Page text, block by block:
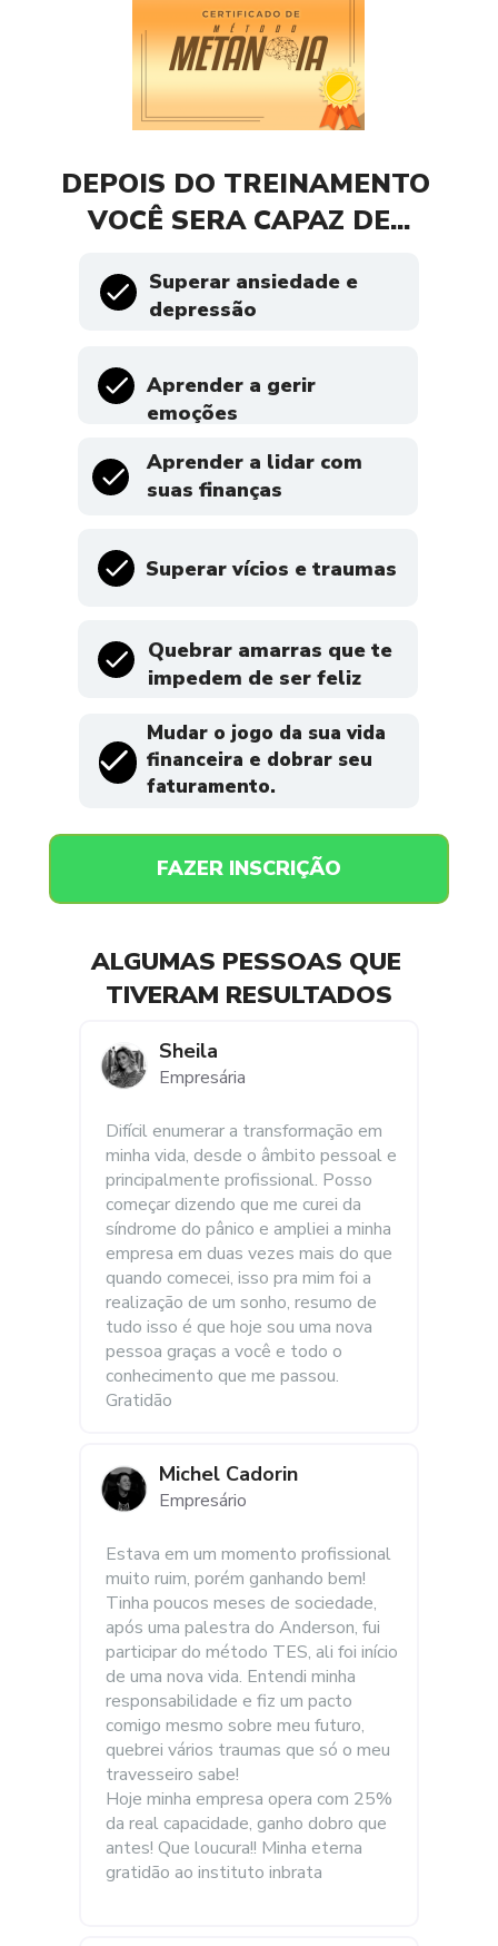
Superar ansiedade e
depressão
Aprender a gerir
emoções
Superar vícios e traumas
Mudar o jogo da sua vida
financeira e dobrar seu
faturamento.
Quebrar amarras que te
impedem de ser feliz
Aprender a lidar com
suas finanças
DEPOIS DO TREINAMENTO
VOCÊ SERA CAPAZ DE...
FAZER INSCRIÇÃO
Sheila
Empresária
Difícil enumerar a transformação em
minha vida, desde o âmbito pessoal e
principalmente profissional. Posso
começar dizendo que me curei da
síndrome do pânico e ampliei a minha
empresa em duas vezes mais do que
quando comecei, isso pra mim foi a
realização de um sonho, resumo de
tudo isso é que hoje sou uma nova
pessoa graças a você e todo o
conhecimento que me passou.
Gratidão
Michel Cadorin
Empresário
Estava em um momento profissional
muito ruim, porém ganhando bem!
Tinha poucos meses de sociedade,
após uma palestra do Anderson, fui
participar do método TES, ali foi início
de uma nova vida. Entendi minha
responsabilidade e fiz um pacto
comigo mesmo sobre meu futuro,
quebrei vários traumas que só o meu
travesseiro sabe!
Hoje minha empresa opera com 25%
da real capacidade, ganho dobro que
antes! Que loucura!! Minha eterna
gratidão ao instituto inbrata
ALGUMAS PESSOAS QUE
TIVERAM RESULTADOS